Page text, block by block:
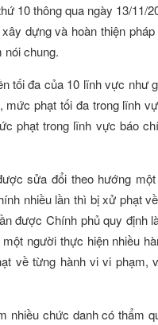
10 thông qua ngày 13/11/
dựng và hoàn thiện
nói chung.
tối đa của 10 lĩnh vực như
phạt tối đa trong lĩnh
phạt trong lĩnh vực báo
sửa đổi theo hướng
nhiều lần thì bị xử phạt
được Chính phủ quy định
người thực hiện nhiều
về từng hành vi vi phạm,
nhiều chức danh có thẩm